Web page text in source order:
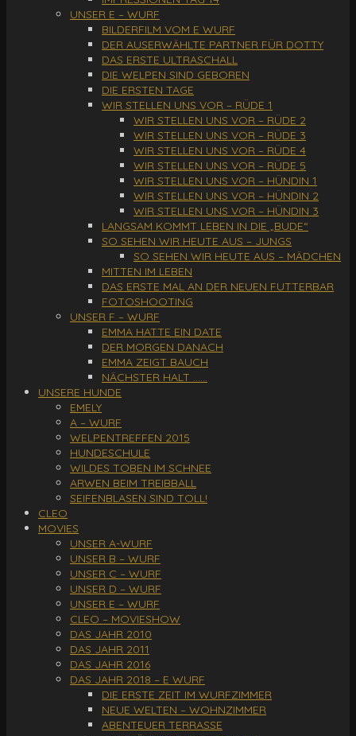
UNSER E – WURF
BILDERFILM VOM E WURF
DER AUSERWÄHLTE PARTNER FÜR DOTTY
DAS ERSTE ULTRASCHALL
DIE WELPEN SIND GEBOREN
DIE ERSTEN TAGE
WIR STELLEN UNS VOR – RÜDE 1
WIR STELLEN UNS VOR – RÜDE 2
WIR STELLEN UNS VOR – RÜDE 3
WIR STELLEN UNS VOR – RÜDE 4
WIR STELLEN UNS VOR – RÜDE 5
WIR STELLEN UNS VOR – HÜNDIN 1
WIR STELLEN UNS VOR – HÜNDIN 2
WIR STELLEN UNS VOR – HÜNDIN 3
LANGSAM KOMMT LEBEN IN DIE „BUDE“
SO SEHEN WIR HEUTE AUS – JUNGS
SO SEHEN WIR HEUTE AUS – MÄDCHEN
MITTEN IM LEBEN
DAS ERSTE MAL AN DER NEUEN FUTTERBAR
FOTOSHOOTING
UNSER F – WURF
EMMA HATTE EIN DATE
DER MORGEN DANACH
EMMA ZEIGT BAUCH
NÄCHSTER HALT ……
UNSERE HUNDE
EMELY
A – WURF
WELPENTREFFEN 2015
HUNDESCHULE
WILDES TOBEN IM SCHNEE
ARWEN BEIM TREIBBALL
SEIFENBLASEN SIND TOLL!
CLEO
MOVIES
UNSER A-WURF
UNSER B – WURF
UNSER C – WURF
UNSER D – WURF
UNSER E – WURF
CLEO – MOVIESHOW
DAS JAHR 2010
DAS JAHR 2011
DAS JAHR 2016
DAS JAHR 2018 – E WURF
DIE ERSTE ZEIT IM WURFZIMMER
NEUE WELTEN – WOHNZIMMER
ABENTEUER TERRASSE